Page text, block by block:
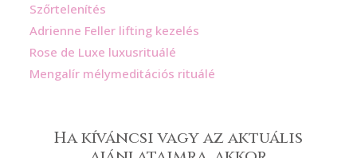
Szőrtelenítés
Adrienne Feller lifting kezelés
Rose de Luxe luxusrituálé
Mengalír mélymeditációs rituálé
Ha kíváncsi vagy az aktuális